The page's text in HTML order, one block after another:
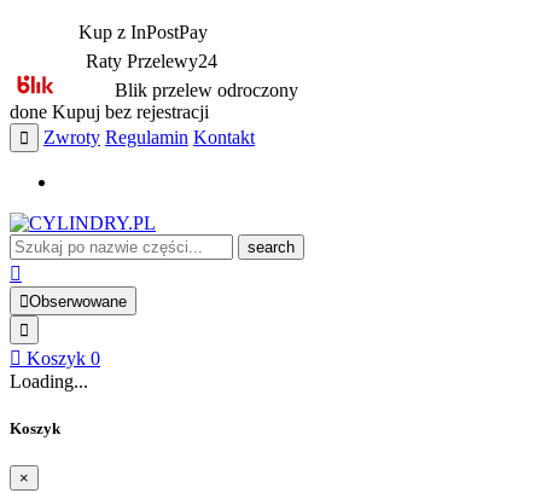
Kup z InPostPay
Raty Przelewy24
Blik przelew odroczony
done Kupuj bez rejestracji
Zwroty Regulamin Kontakt
search
Obserwowane
Koszyk 0
Loading...
Koszyk
×